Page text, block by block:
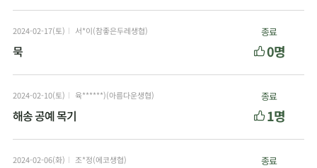
2024-02-17(토) 서*이(참좋은두레생협)
묵
종료
0명
2024-02-10(토) 육******)(아름다운생협)
해송 공예 목기
종료
1명
2024-02-06(화) 조*정(에코생협) 종료